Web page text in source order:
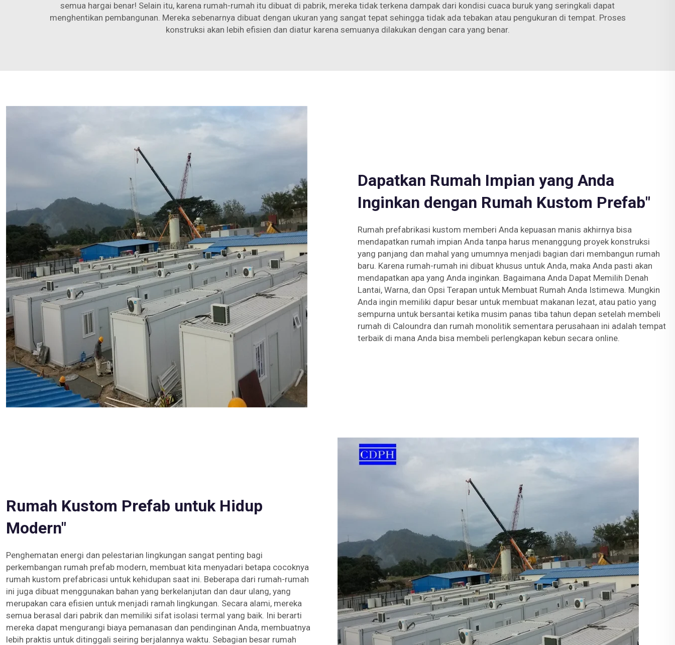
semua hargai benar! Selain itu, karena rumah-rumah itu dibuat di pabrik, mereka tidak terkena dampak dari kondisi cuaca buruk yang seringkali dapat
menghentikan pembangunan. Mereka sebenarnya dibuat dengan ukuran yang sangat tepat sehingga tidak ada tebakan atau pengukuran di tempat. Proses
konstruksi akan lebih efisien dan diatur karena semuanya dilakukan dengan cara yang benar.
Dapatkan Rumah Impian yang Anda
Inginkan dengan Rumah Kustom Prefab"
Rumah prefabrikasi kustom memberi Anda kepuasan manis akhirnya bisa
mendapatkan rumah impian Anda tanpa harus menanggung proyek konstruksi
yang panjang dan mahal yang umumnya menjadi bagian dari membangun rumah
baru. Karena rumah-rumah ini dibuat khusus untuk Anda, maka Anda pasti akan
mendapatkan apa yang Anda inginkan. Bagaimana Anda Dapat Memilih Denah
Lantai, Warna, dan Opsi Terapan untuk Membuat Rumah Anda Istimewa. Mungkin
Anda ingin memiliki dapur besar untuk membuat makanan lezat, atau patio yang
sempurna untuk bersantai ketika musim panas tiba tahun depan setelah membeli
rumah di Caloundra dan rumah monolitik sementara perusahaan ini adalah tempat
terbaik di mana Anda bisa membeli perlengkapan kebun secara online.
Rumah Kustom Prefab untuk Hidup
Modern"
Penghematan energi dan pelestarian lingkungan sangat penting bagi
perkembangan rumah prefab modern, membuat kita menyadari betapa cocoknya
rumah kustom prefabricasi untuk kehidupan saat ini. Beberapa dari rumah-rumah
ini juga dibuat menggunakan bahan yang berkelanjutan dan daur ulang, yang
merupakan cara efisien untuk menjadi ramah lingkungan. Secara alami, mereka
semua berasal dari pabrik dan memiliki sifat isolasi termal yang baik. Ini berarti
mereka dapat mengurangi biaya pemanasan dan pendinginan Anda, membuatnya
lebih praktis untuk ditinggali seiring berjalannya waktu. Sebagian besar rumah